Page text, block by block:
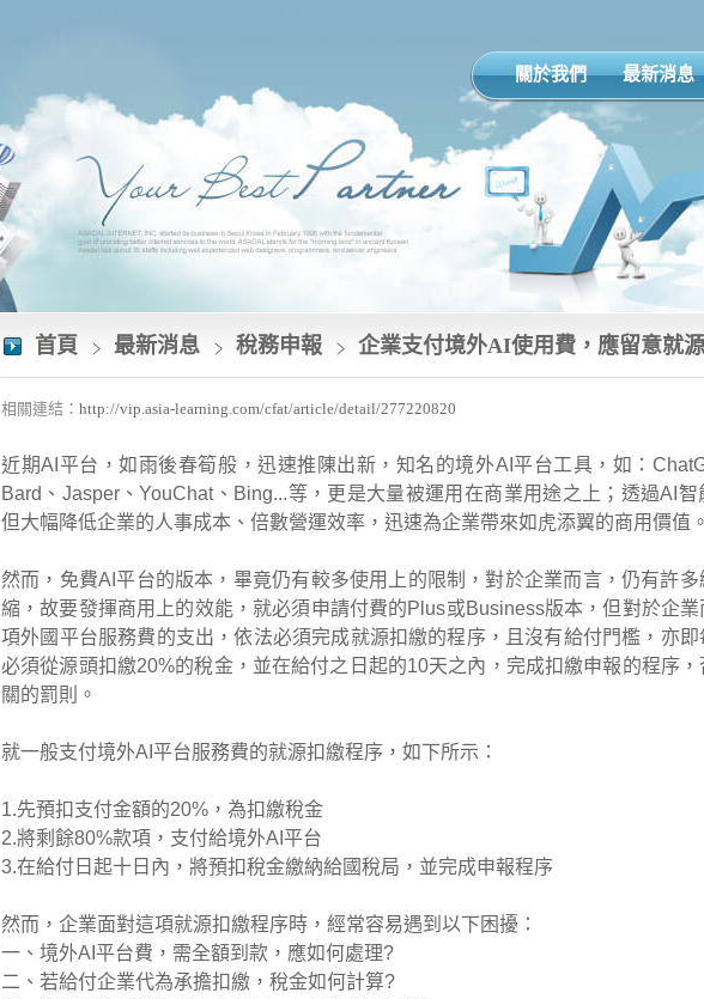
關於我們 最新消息
首頁 最新消息 稅務申報 企業支付境外AI使用費，應留意就
相關連結： http://vip.asia-learning.com/cfat/article/detail/277220820
近期AI平台，如雨後春筍般，迅速推陳出新，知名的境外AI平台工具，如：
Bard、Jasper、YouChat、Bing...等，更是大量被運用在商業用途之上；透過AI智
但大幅降低企業的人事成本、倍數營運效率，迅速為企業帶來如虎添翼的商用價值。
然而，免費AI平台的版本，畢竟仍有較多使用上的限制，對於企業而言，仍有許多
縮，故要發揮商用上的效能，就必須申請付費的Plus或Business版本，但對於企業
項外國平台服務費的支出，依法必須完成就源扣繳的程序，且沒有給付門檻，亦
必須從源頭扣繳20%的稅金，並在給付之日起的10天之內，完成扣繳申報的程序，
關的罰則。
就一般支付境外AI平台服務費的就源扣繳程序，如下所示：
1.先預扣支付金額的20%，為扣繳稅金
2.將剩餘80%款項，支付給境外AI平台
3.在給付日起十日內，將預扣稅金繳納給國稅局，並完成申報程序
然而，企業面對這項就源扣繳程序時，經常容易遇到以下困擾：
一、境外AI平台費，需全額到款，應如何處理?
二、若給付企業代為承擔扣繳，稅金如何計算?